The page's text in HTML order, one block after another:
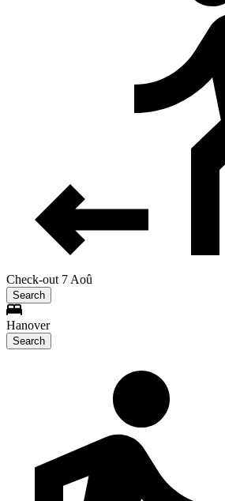
Check-out 7 Aoû
Search
Hanover
Search